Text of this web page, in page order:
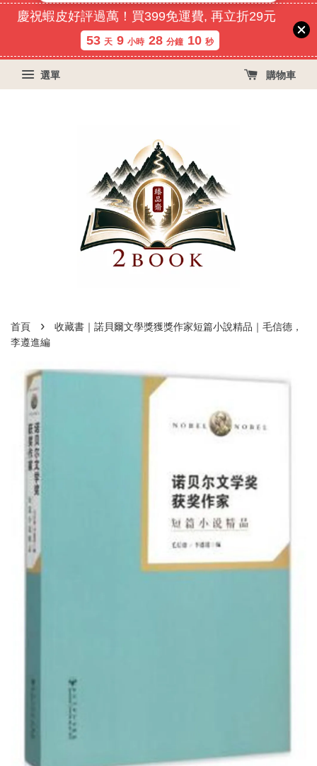
慶祝蝦皮好評過萬！買399免運費, 再立折29元
53 天 9 小時 28 分鐘 10 秒
選單 購物車
首頁 ›
收藏書｜諾貝爾文學獎獲獎作家短篇小說精品｜毛信德，
李遵進編